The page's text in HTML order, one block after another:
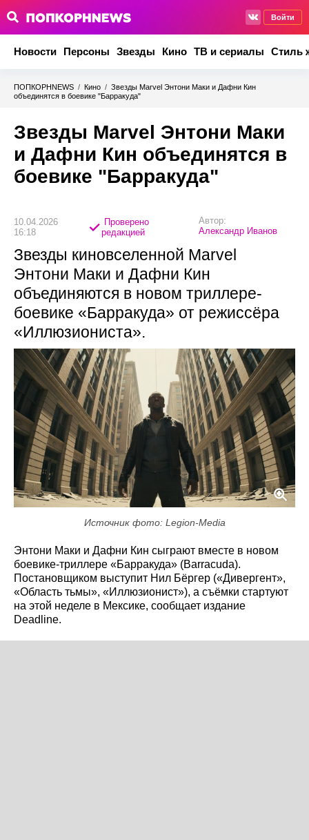
Войти
Новости Персоны Звезды Кино ТВ и сериалы Стиль
ПОПКОРНNEWS / Кино / Звезды Marvel Энтони Маки и Дафни Кин
объединятся в боевике "Барракуда"
Звезды Marvel Энтони Маки
и Дафни Кин объединятся в
боевике "Барракуда"
10.04.2026
16:18
Проверено
редакцией
Автор:
Александр Иванов
Звезды киновселенной Marvel
Энтони Маки и Дафни Кин
объединяются в новом триллере-
боевике «Барракуда» от режиссёра
«Иллюзиониста».
Источник фото: Legion-Media
Энтони Маки и Дафни Кин сыграют вместе в новом
боевике-триллере «Барракуда» (Barracuda).
Постановщиком выступит Нил Бёргер («Дивергент»,
«Область тьмы», «Иллюзионист»), а съёмки стартуют
на этой неделе в Мексике, сообщает издание
Deadline.